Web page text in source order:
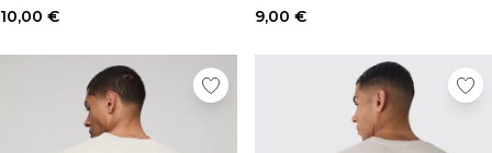
Style:
T-shirt basique
10,00 € 9,00 €